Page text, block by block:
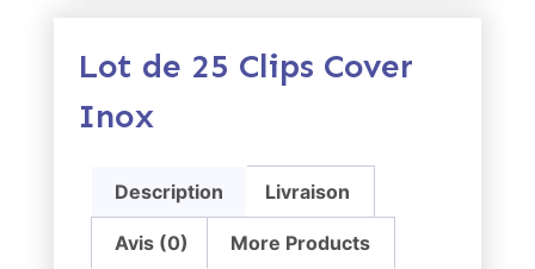
Lot de 25 Clips Cover
Inox
Description Livraison
Avis (0) More Products